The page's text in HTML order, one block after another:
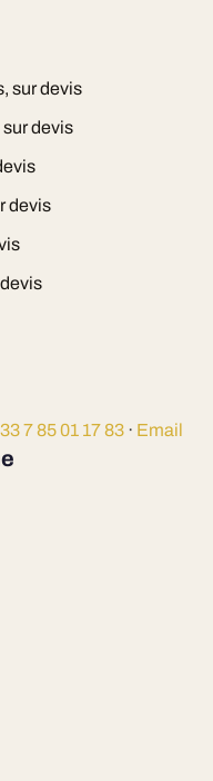
sur devis
devis
devis
7 85 01 17 83· Email